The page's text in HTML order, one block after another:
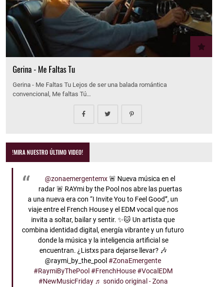
Gerina - Me Faltas Tu
Gerina - Me Faltas Tu Lejos de ser una balada romántica
convencional, Me faltas Tú…
!MIRA NUESTRO ÚLTIMO VIDEO!
@zonaemergentemx🚨 Nueva música en el
radar 🚨 RAYmi by the Pool nos abre las puertas
a una nueva era con “I Invite You to Feel Good”, un
viaje entre el French House y el EDM vocal que nos
invita a soltar, bailar y sentir. ✨🐱 Un artista que
combina identidad digital, energía vibrante y un futuro
donde la música y la inteligencia artificial se
encuentran. ¿Listxs para dejarse llevar? 🎶
@raymi_by_the_pool#ZonaEmergente
#RaymiByThePool #FrenchHouse #VocalEDM
#NewMusicFriday ♬ sonido original - Zona